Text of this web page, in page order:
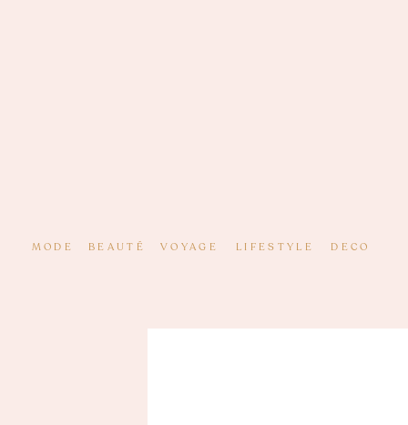
DECO
LIFESTYLE
VOYAGE
BEAUTÉ
MODE